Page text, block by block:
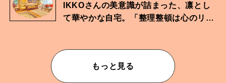
IKKOさんの美意識が詰まった、凛とし
て華やかな自宅。「整理整頓は心のリズ
もっと見る